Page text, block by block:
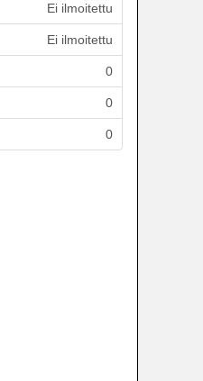
Ei ilmoitettu
Ei ilmoitettu
0
0
0